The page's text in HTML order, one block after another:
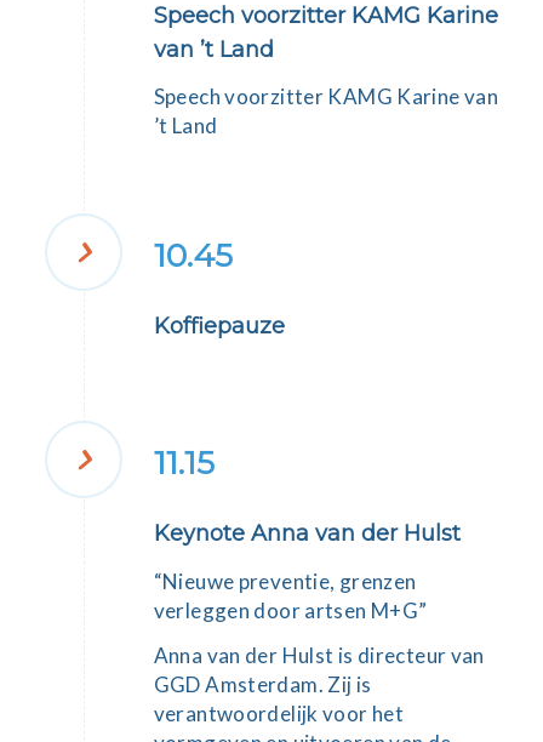
Speech voorzitter KAMG Karine
van ’t Land
Speech voorzitter KAMG Karine van
’t Land
10.45
Koffiepauze
11.15
Keynote Anna van der Hulst
“Nieuwe preventie, grenzen
verleggen door artsen M+G”
Anna van der Hulst is directeur van
GGD Amsterdam. Zij is
verantwoordelijk voor het